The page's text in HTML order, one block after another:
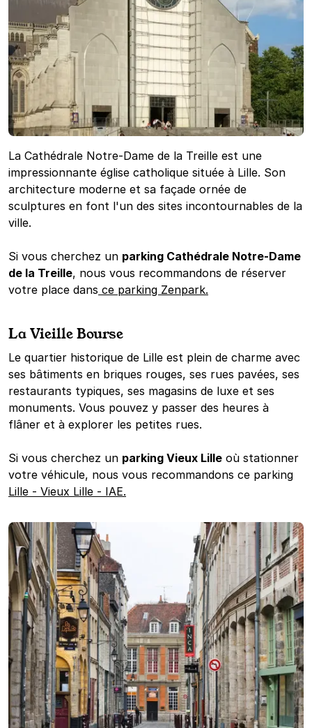
La Cathédrale Notre-Dame de la Treille est une
impressionnante église catholique située à Lille. Son
architecture moderne et sa façade ornée de
sculptures en font l'un des sites incontournables de la
ville.
Si vous cherchez un parking Cathédrale Notre-Dame
de la Treille, nous vous recommandons de réserver
votre place dans ce parking Zenpark.
La Vieille Bourse
Le quartier historique de Lille est plein de charme avec
ses bâtiments en briques rouges, ses rues pavées, ses
restaurants typiques, ses magasins de luxe et ses
monuments. Vous pouvez y passer des heures à
flâner et à explorer les petites rues.
Si vous cherchez un parking Vieux Lille où stationner
votre véhicule, nous vous recommandons ce parking
Lille - Vieux Lille - IAE.